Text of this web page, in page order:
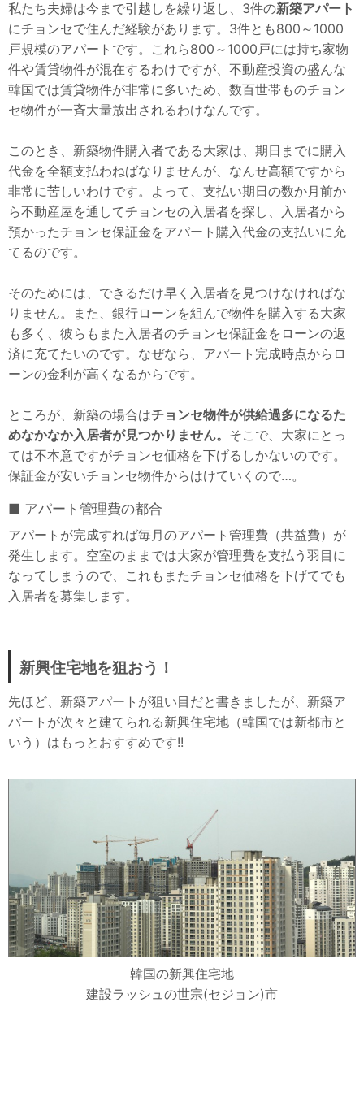
私たち夫婦は今まで引越しを繰り返し、3件の新築アパート
にチョンセで住んだ経験があります。3件とも800～1000
戸規模のアパートです。これら800～1000戸には持ち家物
件や賃貸物件が混在するわけですが、不動産投資の盛んな
韓国では賃貸物件が非常に多いため、数百世帯ものチョン
セ物件が一斉大量放出されるわけなんです。
このとき、新築物件購入者である大家は、期日までに購入
代金を全額支払わねばなりませんが、なんせ高額ですから
非常に苦しいわけです。よって、支払い期日の数か月前か
ら不動産屋を通してチョンセの入居者を探し、入居者から
預かったチョンセ保証金をアパート購入代金の支払いに充
てるのです。
そのためには、できるだけ早く入居者を見つけなければな
りません。また、銀行ローンを組んで物件を購入する大家
も多く、彼らもまた入居者のチョンセ保証金をローンの返
済に充てたいのです。なぜなら、アパート完成時点からロ
ーンの金利が高くなるからです。
ところが、新築の場合はチョンセ物件が供給過多になるた
めなかなか入居者が見つかりません。 そこで、大家にとっ
ては不本意ですがチョンセ価格を下げるしかないのです。
保証金が安いチョンセ物件からはけていくので…。
アパート管理費の都合
アパートが完成すれば毎月のアパート管理費（共益費）が
発生します。空室のままでは大家が管理費を支払う羽目に
なってしまうので、これもまたチョンセ価格を下げてでも
入居者を募集します。
新興住宅地を狙おう！
先ほど、新築アパートが狙い目だと書きましたが、新築ア
パートが次々と建てられる新興住宅地（韓国では新都市と
いう）はもっとおすすめです!!
韓国の新興住宅地
建設ラッシュの世宗(セジョン)市